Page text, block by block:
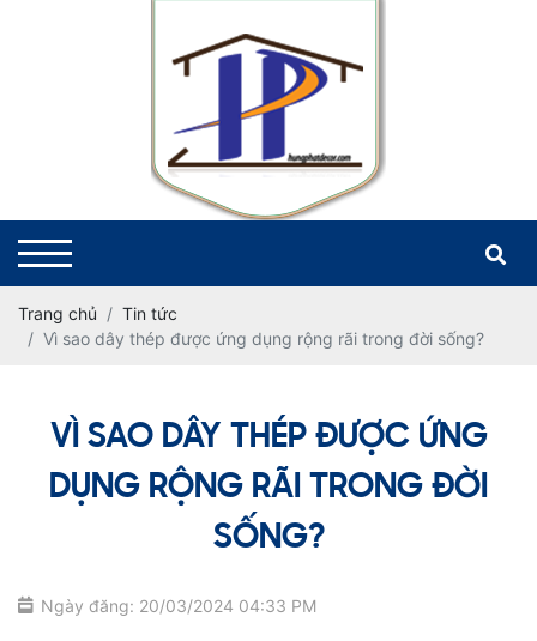
Trang chủ
Tin tức
Vì sao dây thép được ứng dụng rộng rãi trong đời sống?
VÌ SAO DÂY THÉP ĐƯỢC ỨNG
DỤNG RỘNG RÃI TRONG ĐỜI
SỐNG?
Ngày đăng: 20/03/2024 04:33 PM